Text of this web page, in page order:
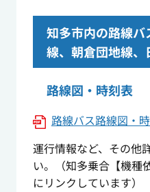
知多市内の路線
線、朝倉団地線、
路線図・時刻表
路線バス路線図・
運行情報など、その他
い。（知多乗合【機種
にリンクしています）